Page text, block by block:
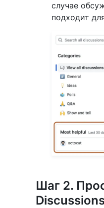
случае
подходит
Шаг 2.